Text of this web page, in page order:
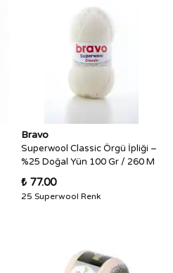
Bravo
Superwool Classic Örgü İpliği –
%25 Doğal Yün 100 Gr / 260 M
₺ 77.00
25 Superwool Renk